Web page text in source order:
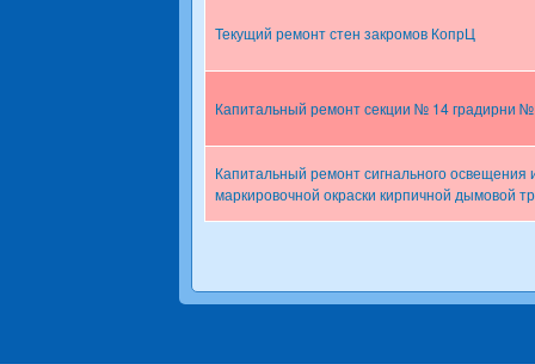
Текущий ремонт стен закромов КопрЦ
Капитальный ремонт секции № 14 градирни
Капитальный ремонт сигнального освещения
маркировочной окраски кирпичной дымовой